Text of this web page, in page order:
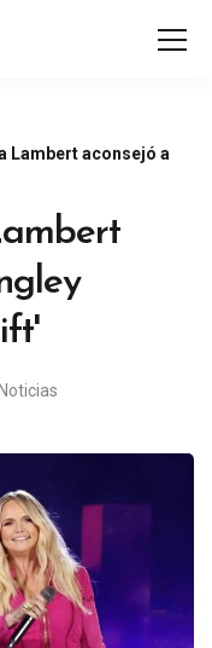
Lambert aconsejó a
Noticias